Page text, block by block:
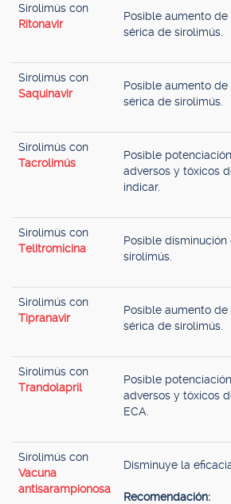
Sirolimús con
Ritonavir
Posible aumento
sérica de sirolimús.
Sirolimús con
Saquinavir
Posible aumento
sérica de sirolimús.
Sirolimús con
Tacrolimús
Posible
adversos y tóxicos
indicar.
Sirolimús con
Telitromicina
Posible
sirolimús.
Sirolimús con
Tipranavir
Posible aumento
sérica de sirolimús.
Sirolimús con
Trandolapril
Posible
adversos y tóxicos
ECA.
Sirolimús con
Vacuna
antisarampionosa
Disminuye la
Recomendación: